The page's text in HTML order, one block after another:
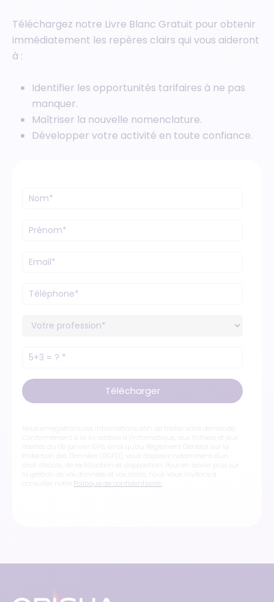
Téléchargez notre Livre Blanc Gratuit pour obtenir
immédiatement les repères clairs qui vous aideront
à :
Identifier les opportunités tarifaires à ne pas
manquer.
Maîtriser la nouvelle nomenclature.
Développer votre activité en toute confiance.
Télécharger
Nous enregistrons ces informations afin de traiter votre demande.
Conformément à la loi relative à l'informatique, aux fichiers et aux
libertés du 06 janvier 1978, ainsi qu'au Règlement Général sur la
Protection des Données (RGPD), vous disposez notamment d'un
droit d'accès, de rectification et d'opposition. Pour en savoir plus sur
la gestion de vos données et vos droits, nous vous invitons à
consulter notre Politique de confidentialité